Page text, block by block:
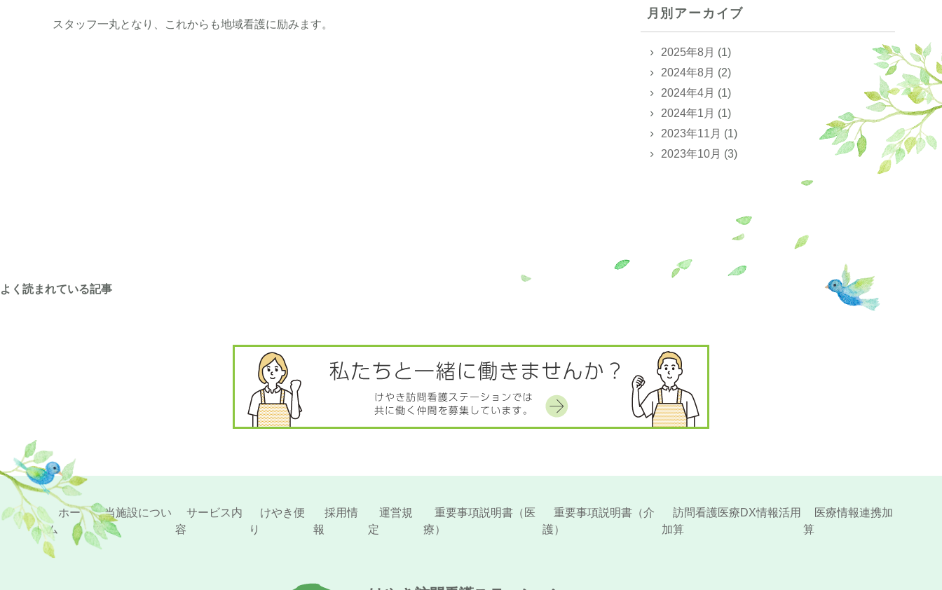
スタッフ一丸となり、これからも地域看護に励みます。
月別アーカイブ
2025年8月 (1)
2024年8月 (2)
2024年4月 (1)
2024年1月 (1)
2023年11月 (1)
2023年10月 (3)
よく読まれている記事
ホー
ム
当施設につい
て
サービス内
容
けやき便
り
採用情
報
運営規
定
重要事項説明書（医
療）
重要事項説明書（介
護）
訪問看護医療DX情報活用
加算
医療情報連携加
算